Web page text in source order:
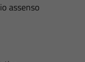
assenso